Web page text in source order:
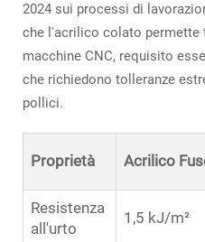
2024 sui processi di
che l'acrilico colato
macchine CNC, requisito
che richiedono tolleranze
pollici.
Proprietà Acrilico
Resistenza
all'urto
1,5 kJ/m²